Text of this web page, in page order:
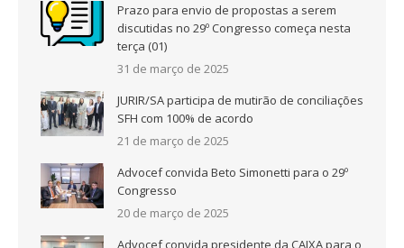
Prazo para envio de propostas a serem
discutidas no 29º Congresso começa nesta
terça (01)
31 de março de 2025
JURIR/SA participa de mutirão de conciliações
SFH com 100% de acordo
21 de março de 2025
Advocef convida Beto Simonetti para o 29º
Congresso
20 de março de 2025
Advocef convida presidente da CAIXA para o